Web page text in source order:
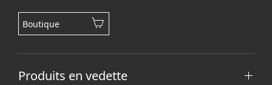
Boutique
Produits en vedette